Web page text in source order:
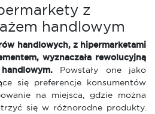
z
handlowym
handlowych, z hipermarketami
wyznaczała rewolucyjną
Powstały one jako
się preferencje konsumentów
na miejsca, gdzie można
się w różnorodne produkty.